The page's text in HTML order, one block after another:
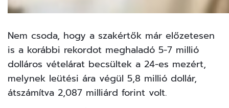
Nem csoda, hogy a szakértők már előzetesen
is a korábbi rekordot meghaladó 5-7 millió
dolláros vételárat becsültek a 24-es mezért,
melynek leütési ára végül 5,8 millió dollár,
átszámítva 2,087 milliárd forint volt.